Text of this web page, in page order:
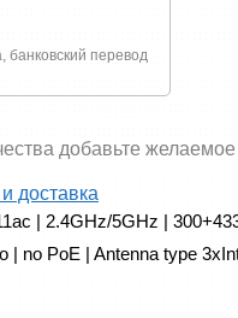
банковский перевод
добавьте желаемое
доставка
| 2.4GHz/5GHz |
| no PoE | Antenna type